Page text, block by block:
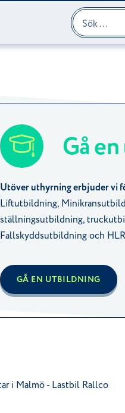
Gå
Utöver uthyrning erbjuder vi
Liftutbildning,
ställningsutbildning,
Fallskyddsutbildning och
GÅ EN UTBILDNING